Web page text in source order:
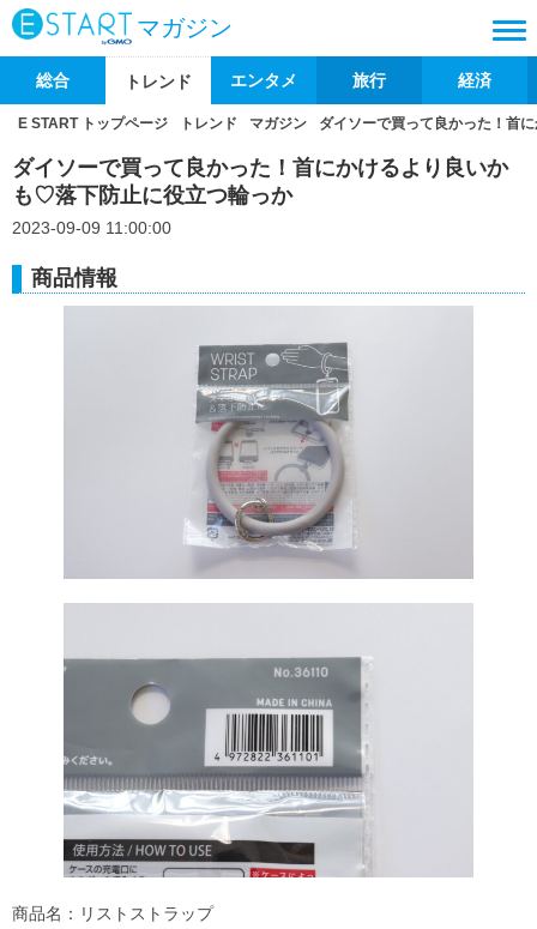
マガジン
総合 トレンド エンタメ 旅行 経済
E START トップページ トレンド マガジン ダイソーで買って良かった！首
ダイソーで買って良かった！首にかけるより良いか
も♡落下防止に役立つ輪っか
2023-09-09 11:00:00
商品情報
商品名：リストストラップ